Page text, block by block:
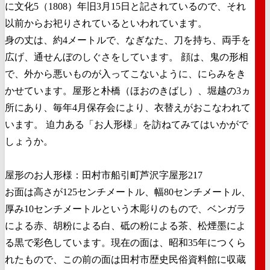
に文化5（1808）年旧3月15日と記されているので、それ
以前からお祀りされているといわれています。
身の丈は、約4メートルで、なぎなた、刀を持ち、両手を
広げ、通せんぼのしぐさをしています。 顔は、鬼の形相
で、外から悪いものが入ってこないように、にらみをき
かせています。屋形と朴橋（ほおのきばし）、堀越の3ヵ
所にあり、毎年4月保存会により、衣替えがおこなわれて
います。 迫力ある「お人形様」を訪ねてみてはいかがで
しょうか。
屋形のお人形様：田村市船引町芦沢字屋形217
お面は高さが125センチメートル、幅80センチメートル、
厚み10センチメートルという木彫りのもので、ベンガラ
による赤、胡粉による白、砥の粉による茶、松煙墨によ
る黒で彩色しています。現在の面は、昭和35年につくら
れたもので、この前の面は田村市歴史民俗資料館に収蔵